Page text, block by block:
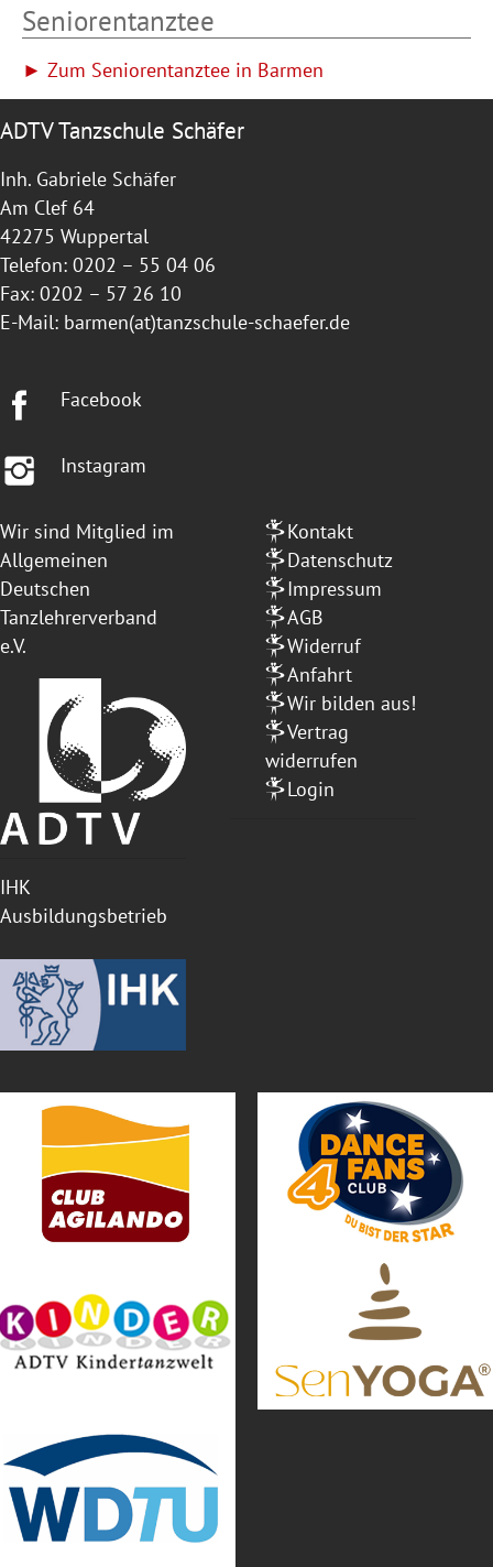
Seniorentanztee
► Zum Seniorentanztee in Barmen
ADTV Tanzschule Schäfer
Inh. Gabriele Schäfer
Am Clef 64
42275 Wuppertal
Telefon: 0202 – 55 04 06
Fax: 0202 – 57 26 10
E-Mail: barmen(at)tanzschule-schaefer.de
Facebook
Instagram
Wir sind Mitglied im
Allgemeinen
Deutschen
Tanzlehrerverband
e.V.
IHK
Ausbildungsbetrieb
Kontakt
Datenschutz
Impressum
AGB
Widerruf
Anfahrt
Wir bilden aus!
Vertrag
widerrufen
Login